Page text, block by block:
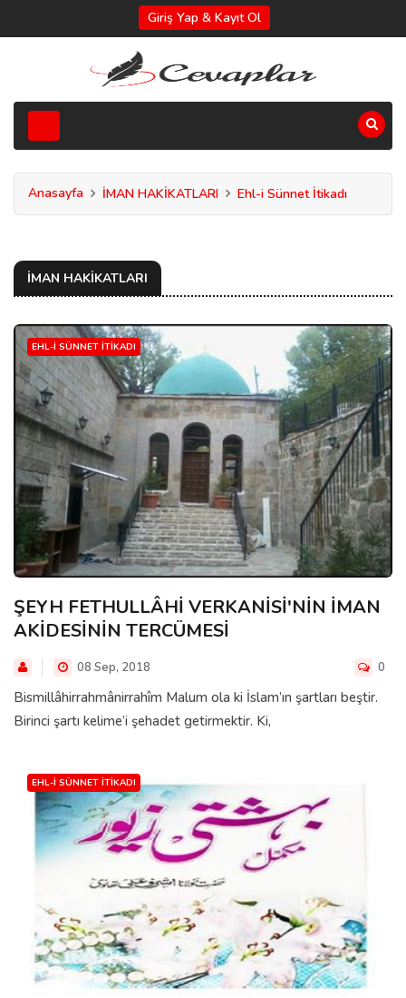
Giriş Yap & Kayıt Ol
Anasayfa İMAN HAKİKATLARI Ehl-i Sünnet İtikadı
İMAN HAKİKATLARI
EHL-I SÜNNET İTIKADI
ŞEYH FETHULLÂHİ VERKANİSİ'NİN İMAN
AKİDESİNİN TERCÜMESİ
08 Sep, 2018 0
Bismillâhirrahmânirrahîm Malum ola ki İslam’ın şartları beştir.
Birinci şartı kelime’i şehadet getirmektir. Ki,
EHL-I SÜNNET İTIKADI